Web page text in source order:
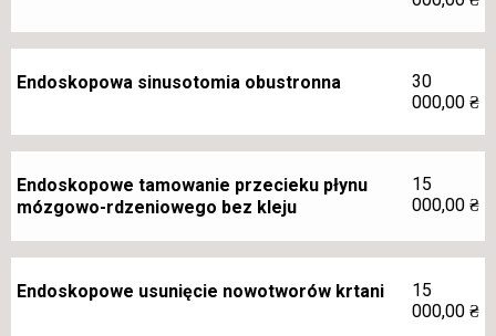
Endoskopowa sinusotomia obustronna
30
000,00 ₴
Endoskopowe tamowanie przecieku płynu
mózgowo-rdzeniowego bez kleju
15
000,00 ₴
Endoskopowe usunięcie nowotworów krtani
15
000,00 ₴